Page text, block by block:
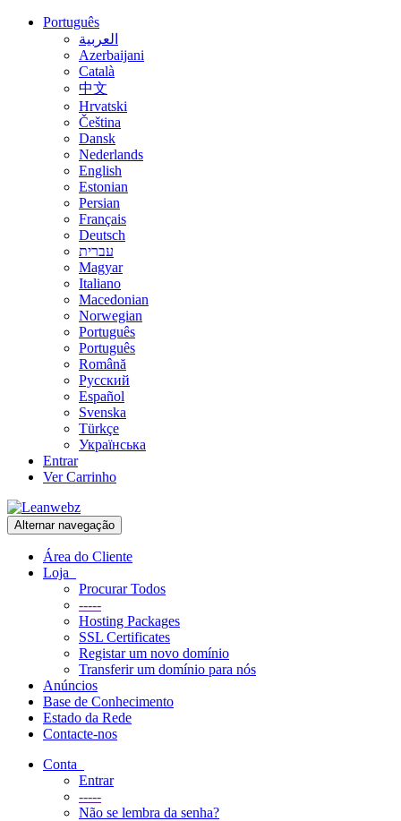
Português
العربية
Azerbaijani
Català
中文
Hrvatski
Čeština
Dansk
Nederlands
English
Estonian
Persian
Français
Deutsch
עברית
Magyar
Italiano
Macedonian
Norwegian
Português
Português
Română
Русский
Español
Svenska
Türkçe
Українська
Entrar
Ver Carrinho
Alternar navegação
Área do Cliente
Loja
Procurar Todos
-----
Hosting Packages
SSL Certificates
Registar um novo domínio
Transferir um domínio para nós
Anúncios
Base de Conhecimento
Estado da Rede
Contacte-nos
Conta
Entrar
-----
Não se lembra da senha?